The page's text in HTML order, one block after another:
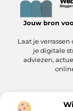
Jouw bron
Laat je
je digitale
adviezen,
Onze